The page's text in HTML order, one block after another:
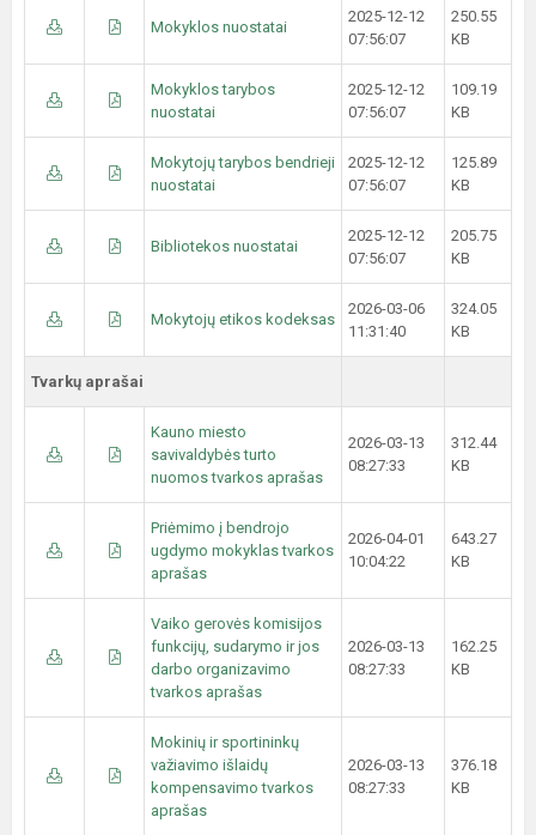
Mokyklos nuostatai
2025-12-12
07:56:07
250.55
KB
Mokyklos tarybos
nuostatai
2025-12-12
07:56:07
109.19
KB
Mokytojų tarybos bendrieji
nuostatai
2025-12-12
07:56:07
125.89
KB
Bibliotekos nuostatai
2025-12-12
07:56:07
205.75
KB
Mokytojų etikos kodeksas
2026-03-06
11:31:40
324.05
KB
Tvarkų aprašai
Kauno miesto
savivaldybės turto
nuomos tvarkos aprašas
2026-03-13
08:27:33
312.44
KB
Priėmimo į bendrojo
ugdymo mokyklas tvarkos
aprašas
2026-04-01
10:04:22
643.27
KB
Vaiko gerovės komisijos
funkcijų, sudarymo ir jos
darbo organizavimo
tvarkos aprašas
2026-03-13
08:27:33
162.25
KB
Mokinių ir sportininkų
važiavimo išlaidų
kompensavimo tvarkos
aprašas
2026-03-13
08:27:33
376.18
KB